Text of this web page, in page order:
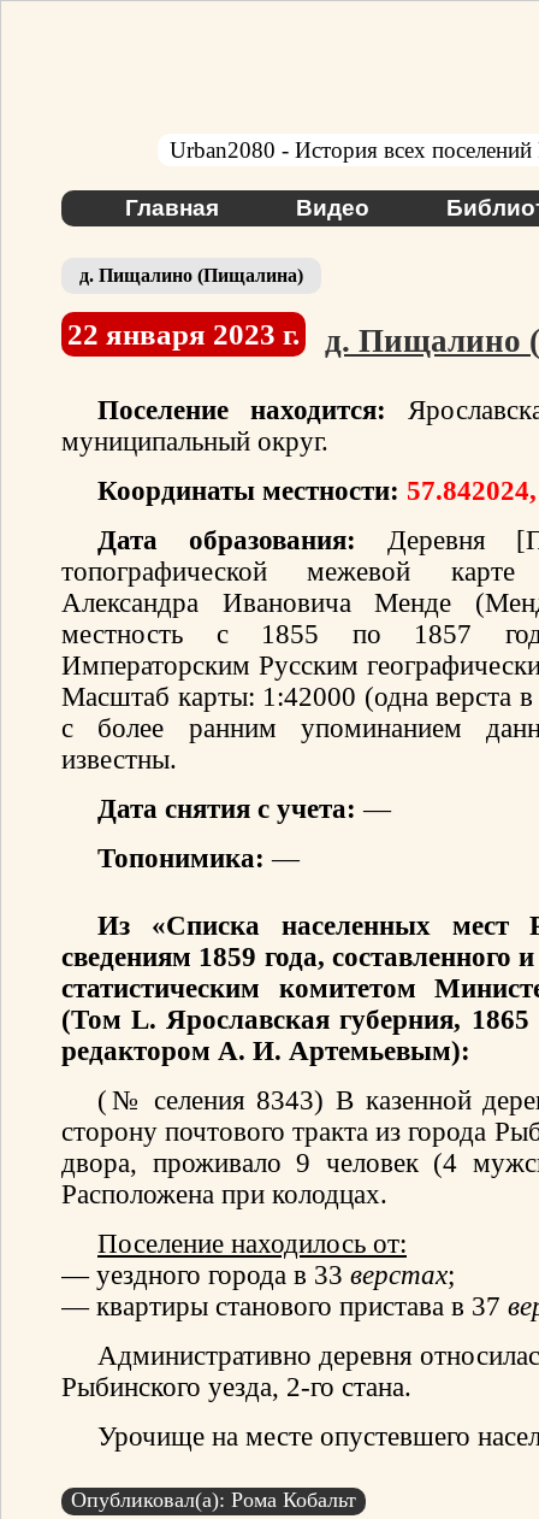
Urban2080 - История всех поселений
Главная Видео
д. Пищалино (Пищалина)
22 января 2023 г. д. Пищалино
Поселение находится:
муниципальный округ.
Координаты местности:
Дата образования: Деревня
топографической межевой карте
Александра Ивановича Менде
местность с 1855 по 1857
Императорским Русским
Масштаб карты: 1:42000 (одна верста
с более ранним упоминанием
известны.
Дата снятия с учета: —
Топонимика: —
Из «Списка населенных мест
сведениям 1859 года,
статистическим комитетом
(Том L. Ярославская губерния,
редактором А. И. Артемьевым):
(№ селения 8343) В казенной
сторону почтового тракта из города
двора, проживало 9 человек (4
Расположена при колодцах.
Поселение находилось от:
— уездного города в 33 верстах;
— квартиры станового пристава в 37
Административно деревня
Рыбинского уезда, 2-го стана.
Урочище на месте опустевшего
Опубликовал(а): Рома Кобальт